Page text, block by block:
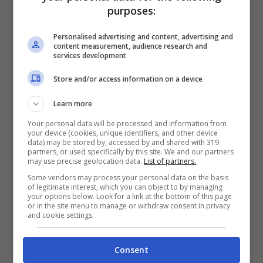
Se Obama afferma che l’uso di questi è
solamente rivolto a compiere omicidi
mirati in termine del numero di vittime, è
purposes:
Personalised advertising and content, advertising and
content measurement, audience research and
services development
Store and/or access information on a device
Learn more
Your personal data will be processed and information from
your device (cookies, unique identifiers, and other device
data) may be stored by, accessed by and shared with 319
partners, or used specifically by this site. We and our partners
may use precise geolocation data. List of partners.
Some vendors may process your personal data on the basis
of legitimate interest, which you can object to by managing
your options below. Look for a link at the bottom of this page
or in the site menu to manage or withdraw consent in privacy
and cookie settings.
Consent